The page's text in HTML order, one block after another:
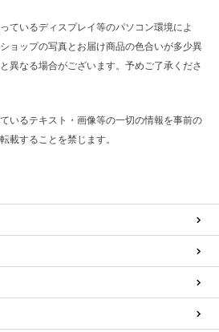
ているディスプレイ等のパソコン環境によ
ョップの写真とお届け商品の色合いが多少異
異なる場合がございます。予めご了承くださ
いるテキスト・画像等の一切の情報を事前の
載することを禁じます。